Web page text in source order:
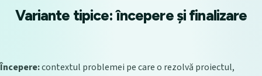
Variante tipice: începere și finalizare
Începere:contextul problemei pe care o rezolvă proiectul,